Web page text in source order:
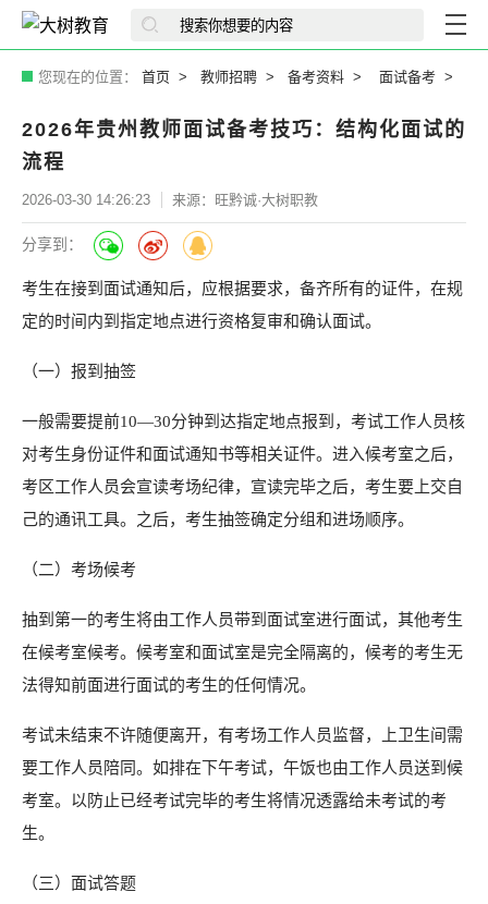
您现在的位置： 首页 教师招聘 备考资料 面试备考
2026年贵州教师面试备考技巧：结构化面试的
流程
2026-03-30 14:26:23 来源：旺黔诚·大树职教
分享到：
考生在接到面试通知后， 应根据要求， 备齐所有的证件， 在规
定的时间内到指定地点进行资格复审和确认面试。
（一） 报到抽签
一般需要提前10—30分钟到达指定地点报到， 考试工作人员核
对考生身份证件和面试通知书等相关证件。进入候考室之后，
考区工作人员会宣读考场纪律，宣读完毕之后，考生要上交自
己的通讯工具。 之后， 考生抽签确定分组和进场顺序。
（二） 考场候考
抽到第一的考生将由工作人员带到面试室进行面试，其他考生
在候考室候考。候考室和面试室是完全隔离的， 候考的考生无
法得知前面进行面试的考生的任何情况。
考试未结束不许随便离开， 有考场工作人员监督，
上卫生间需
要工作人员陪同。 如排在下午考试， 午饭也由工作人员送到候
考室。 以防止已经考试完毕的考生将情况透露给未考试的考
生。
（三） 面试答题